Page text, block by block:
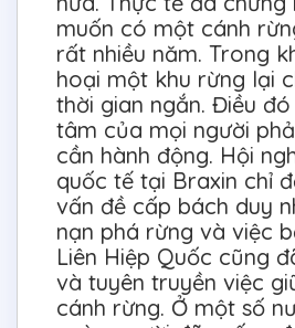
muốn có một cánh
rất nhiều năm. Trong
hoại một khu rừng lại
thời gian ngắn. Điều
tâm của mọi người
cần hành động. Hội
quốc tế tại Braxin chỉ
vấn đề cấp bách duy
nạn phá rừng và việc
Liên Hiệp Quốc cũng
và tuyên truyền việc
cánh rừng. Ở một số